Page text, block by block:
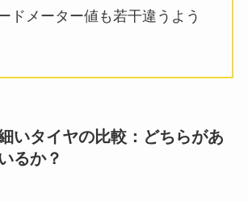
ドメーター値も若干違うよう
いタイヤの比較：どちらがあ
るか？